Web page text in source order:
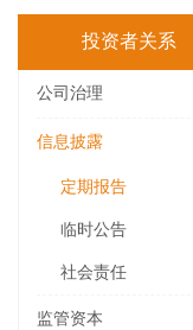
投资者关系
公司治理
信息披露
定期报告
临时公告
社会责任
监管资本